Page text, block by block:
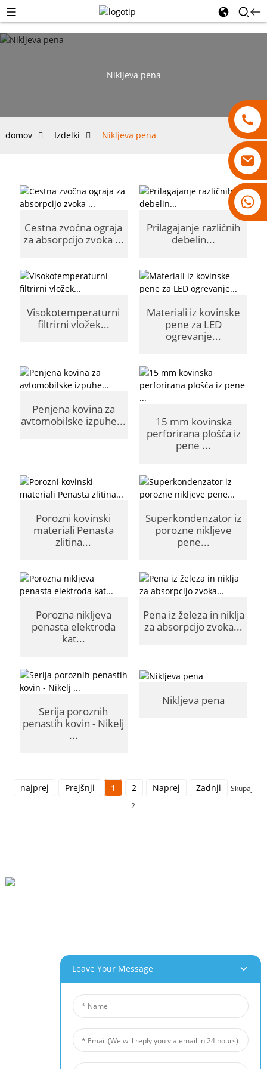
18007928831
Nikljeva pena
domov Izdelki Nikljeva pena
Cestna zvočna ograja
za absorpcijo zvoka ...
Prilagajanje različnih
debelin...
Visokotemperaturni
filtrirni vložek...
Materiali iz kovinske
pene za LED
ogrevanje...
Penjena kovina za
avtomobilske izpuhe...
15 mm kovinska
perforirana plošča iz
pene ...
Porozni kovinski
materiali Penasta
zlitina...
Superkondenzator iz
porozne nikljeve
pene...
Porozna nikljeva
penasta elektroda
kat...
Pena iz železa in niklja
za absorpcijo zvoka...
Serija poroznih
penastih kovin - Nikelj
...
Nikljeva pena
najprej Prejšnji 1 2 Naprej Zadnji
Skupaj
2
Projektni In Aplikacijski Potenciali
Leave Your Message